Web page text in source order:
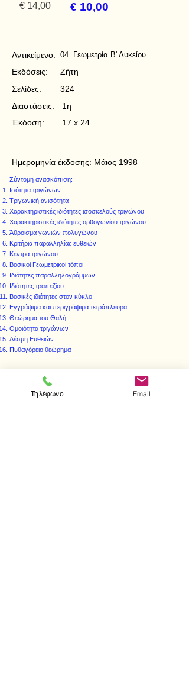
€ 14,00 € 10,00
Αντικείμενο:
Εκδόσεις:
Σελίδες:
04. Γεωμετρία Β' Λυκείου
Ζήτη
324
Διαστάσεις:
Έκδοση:
1η
17 x 24
Ημερομηνία έκδοσης: Μάιος 1998
Σύντομη ανασκόπιση:
Ισότητα τριγώνων
Τριγωνική ανισότητα
Χαρακτηριστικές ιδιότητες ισοσκελούς τριγώνου
Χαρακτηριστικές ιδιότητες ορθογωνίου τριγώνου
Άθροισμα γωνιών πολυγώνου
Κριτήρια παραλληλίας ευθειών
Κέντρα τριγώνου
Βασικοί Γεωμετρικοί τόποι
Ιδιότητες παραλληλογράμμων
Ιδιότητες τραπεζίου
Βασικές ιδιότητες στον κύκλο
Εγγράψιμα και περιγράψιμα τετράπλευρα
Θεώρημα του Θαλή
Ομοιότητα τριγώνων
Δέσμη Ευθειών
Πυθαγόρειο θεώρημα
Τηλέφωνο Email